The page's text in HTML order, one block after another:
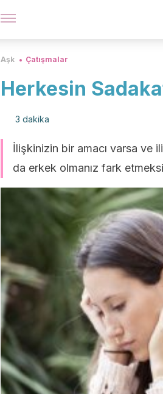
Aşk Çatışmalar
Herkesin
3 dakika
İlişkinizin bir amacı varsa ve
da erkek olmanız fark